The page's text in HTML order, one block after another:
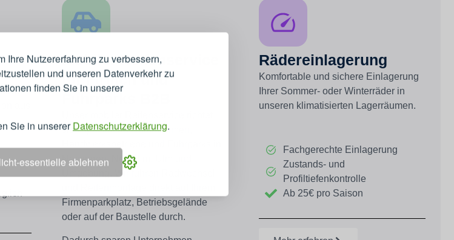
Ihre Nutzererfahrung zu verbessern,
und unseren Datenverkehr zu
finden Sie in unserer
Sie in unserer Datenschutzerklärung.
essentielle ablehnen
Sie
aus
Mobiler Reifenservice
für Firmen und
sich speziell anUnternehmen,
Nersingen, Neu-Ulm, Ulm und
. Wir führen
Firmenparkplatz, Betriebsgelände
oder auf der Baustelle durch.
Rädereinlagerung
Komfortable und sichere Einlagerung
Ihrer Sommer- oder Winterräder in
unseren klimatisierten Lagerräumen.
Fachgerechte Einlagerung
Zustands- und
Profiltiefenkontrolle
Ab 25€ pro Saison